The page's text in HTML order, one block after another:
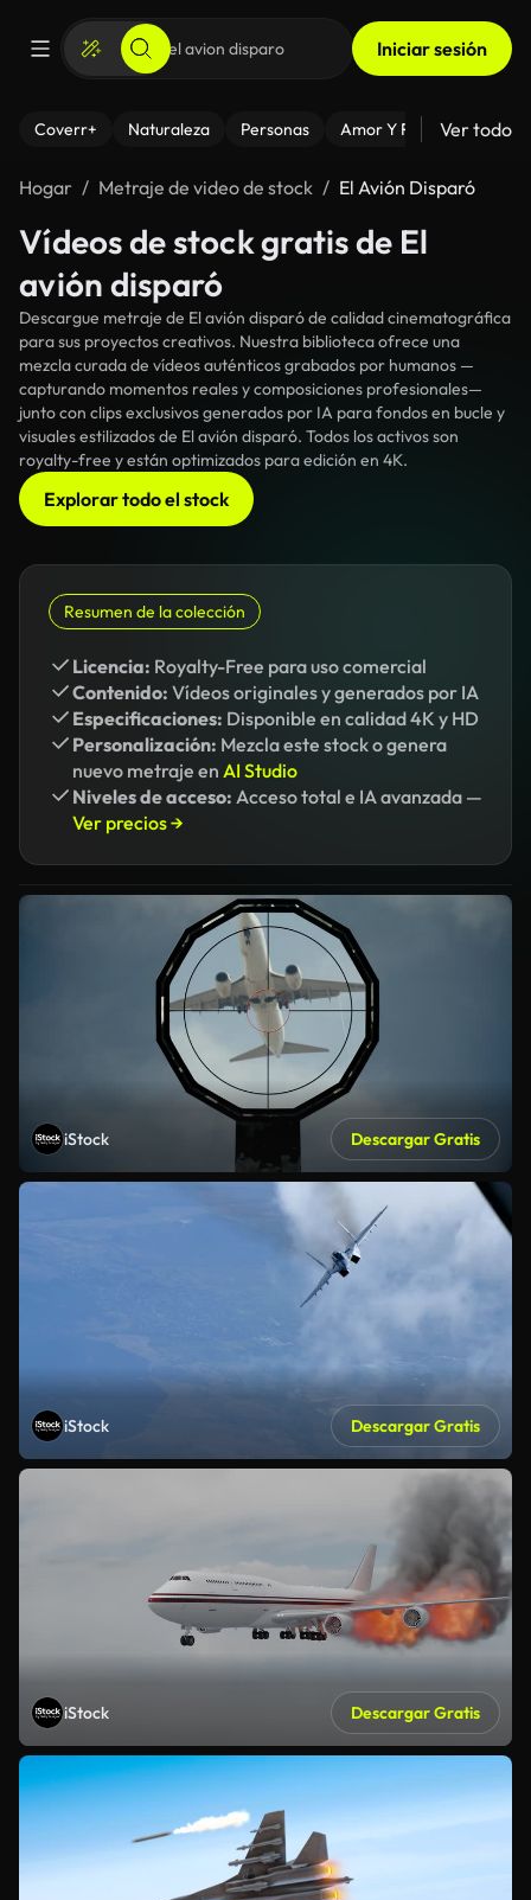
Iniciar sesión
Coverr+ Naturaleza Personas Amor Y Relaciones
Ver todo
Hogar Metraje de video de stock El Avión Disparó
Vídeos de stock gratis de El
avión disparó
Descargue metraje de El avión disparó de calidad cinematográfica
para sus proyectos creativos. Nuestra biblioteca ofrece una
mezcla curada de vídeos auténticos grabados por humanos —
capturando momentos reales y composiciones profesionales—
junto con clips exclusivos generados por IA para fondos en bucle y
visuales estilizados de El avión disparó. Todos los activos son
royalty-free y están optimizados para edición en 4K.
Explorar todo el stock
Resumen de la colección
Licencia: Royalty-Free para uso comercial
Contenido: Vídeos originales y generados por IA
Especificaciones: Disponible en calidad 4K y HD
Personalización: Mezcla este stock o genera
nuevo metraje en AI Studio
Niveles de acceso: Acceso total e IA avanzada —
Ver precios →
iStock Descargar Gratis
iStock Descargar Gratis
iStock Descargar Gratis